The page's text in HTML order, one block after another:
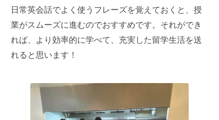
日常英会話でよく使うフレーズを覚えておくと、授
業がスムーズに進むのでおすすめです。それができ
れば、より効率的に学べて、充実した留学生活を送
れると思います！